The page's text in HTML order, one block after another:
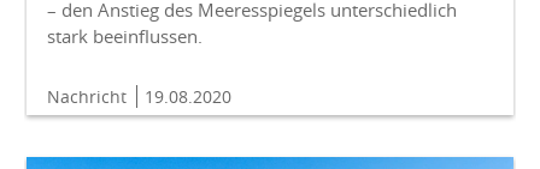
– den Anstieg des Meeresspiegels unterschiedlich
stark beeinflussen.
Nachricht 19.08.2020